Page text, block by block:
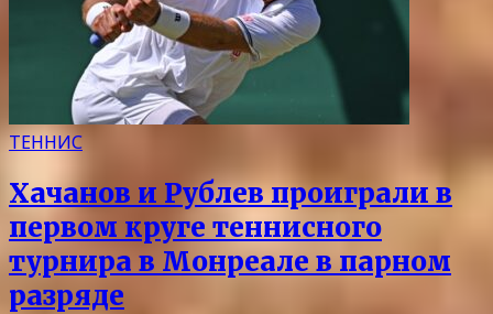
ТЕННИС
Хачанов и Рублев проиграли в
первом круге теннисного
турнира в Монреале в парном
разряде